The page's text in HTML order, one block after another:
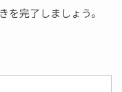
を完了しましょう。